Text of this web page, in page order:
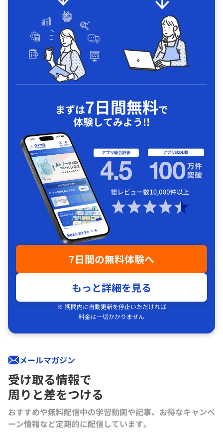
まずは7日間無料で
体験してみよう!!
7日間の無料体験へ
もっと詳細を見る
※ 期間内に自動更新を停止いただければ
料金は一切かかりません
メールマガジン
受け取る情報で
周りと差をつける
おすすめや無料配信中の学習動画や記事、お得なキャンペ
ーン情報など定期的に配信しています。